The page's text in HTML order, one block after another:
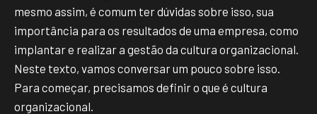
mesmo assim, é comum ter dúvidas sobre isso, sua
importância para os resultados de uma empresa, como
implantar e realizar a gestão da cultura organizacional.
Neste texto, vamos conversar um pouco sobre isso.
Para começar, precisamos definir o que é cultura
organizacional.